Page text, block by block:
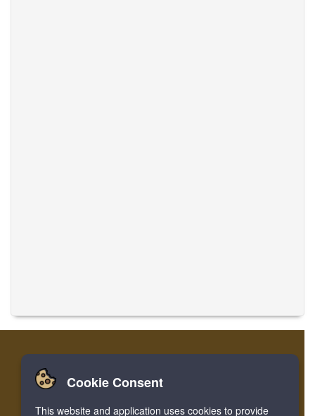
Accueil Login Register
Cookie Consent
This website and application uses cookies to provide